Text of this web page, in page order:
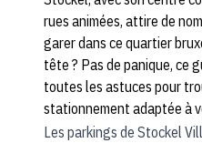
rues animées, attire de
garer dans ce quartier
tête ? Pas de panique, ce
toutes les astuces pour
stationnement adaptée à
Les parkings de Stockel